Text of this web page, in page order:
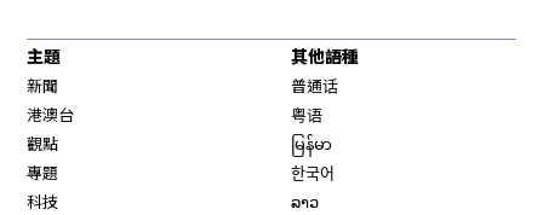
主題
新聞
港澳台
觀點
專題
科技
其他語種
普通话
粤语
မြန်မာ
한국어
ລາວ